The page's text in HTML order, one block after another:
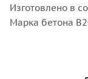
Изготовлено в
Марка бетона